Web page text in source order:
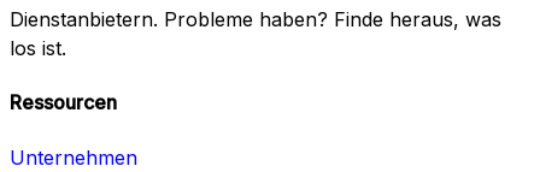
Dienstanbietern. Probleme haben? Finde heraus, was
los ist.
Ressourcen
Unternehmen